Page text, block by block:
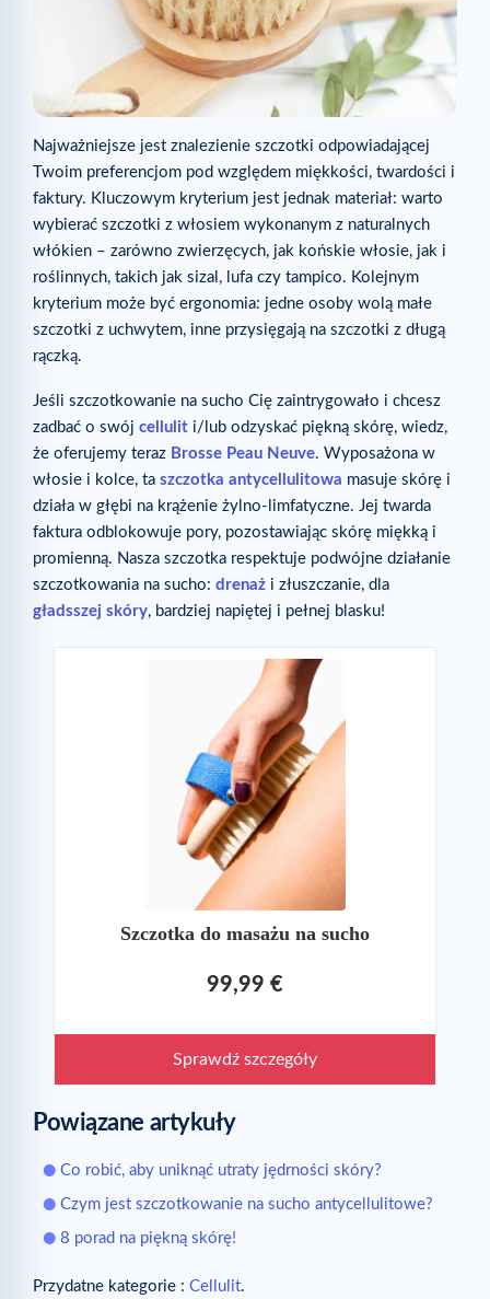
Najważniejsze jest znalezienie szczotki odpowiadającej
Twoim preferencjom pod względem miękkości, twardości i
faktury. Kluczowym kryterium jest jednak materiał: warto
wybierać szczotki z włosiem wykonanym z naturalnych
włókien – zarówno zwierzęcych, jak końskie włosie, jak i
roślinnych, takich jak sizal, lufa czy tampico. Kolejnym
kryterium może być ergonomia: jedne osoby wolą małe
szczotki z uchwytem, inne przysięgają na szczotki z długą
rączką.
Jeśli szczotkowanie na sucho Cię zaintrygowało i chcesz
zadbać o swój cellulit i/lub odzyskać piękną skórę, wiedz,
że oferujemy teraz Brosse Peau Neuve. Wyposażona w
włosie i kolce, ta szczotka antycellulitowa masuje skórę i
działa w głębi na krążenie żylno-limfatyczne. Jej twarda
faktura odblokowuje pory, pozostawiając skórę miękką i
promienną. Nasza szczotka respektuje podwójne działanie
szczotkowania na sucho: drenaż i złuszczanie, dla
gładsszej skóry, bardziej napiętej i pełnej blasku!
Szczotka do masażu na sucho
99,99 €
Sprawdź szczegóły
Powiązane artykuły
Co robić, aby uniknąć utraty jędrności skóry?
Czym jest szczotkowanie na sucho antycellulitowe?
8 porad na piękną skórę!
Przydatne kategorie : Cellulit.